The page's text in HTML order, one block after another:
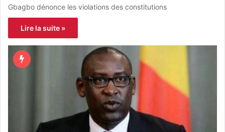
Gbagbo dénonce les violations des constitutions
Lire la suite »